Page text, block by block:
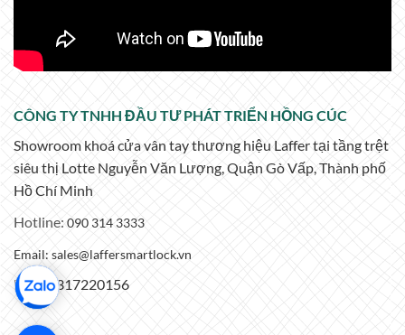
CÔNG TY TNHH ĐẦU TƯ PHÁT TRIỂN HỒNG CÚC
Showroom khoá cửa vân tay thương hiệu Laffer tại tầng trệt
siêu thị Lotte Nguyễn Văn Lượng, Quận Gò Vấp, Thành phố
Hồ Chí Minh
Hotline: 090 314 3333
Email: sales@laffersmartlock.vn
MST: 0317220156